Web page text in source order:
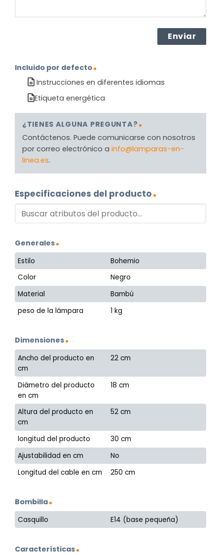
Incluido por defecto
Instrucciones en diferentes idiomas
Etiqueta energética
¿TIENES ALGUNA PREGUNTA?
Contáctenos. Puede comunicarse con nosotros
por correo electrónico a info@lamparas-en-
linea.es.
Especificaciones del producto
Generales
Estilo
Bohemio
Color
Negro
Material
Bambú
peso de la lámpara
1 kg
Dimensiones
Ancho del producto en
cm
22 cm
Diámetro del producto
en cm
18 cm
Altura del producto en
cm
52 cm
longitud del producto
30 cm
Ajustabilidad en cm
No
Longitud del cable en cm
250 cm
Bombilla
Casquillo E14 (base pequeña)
Características